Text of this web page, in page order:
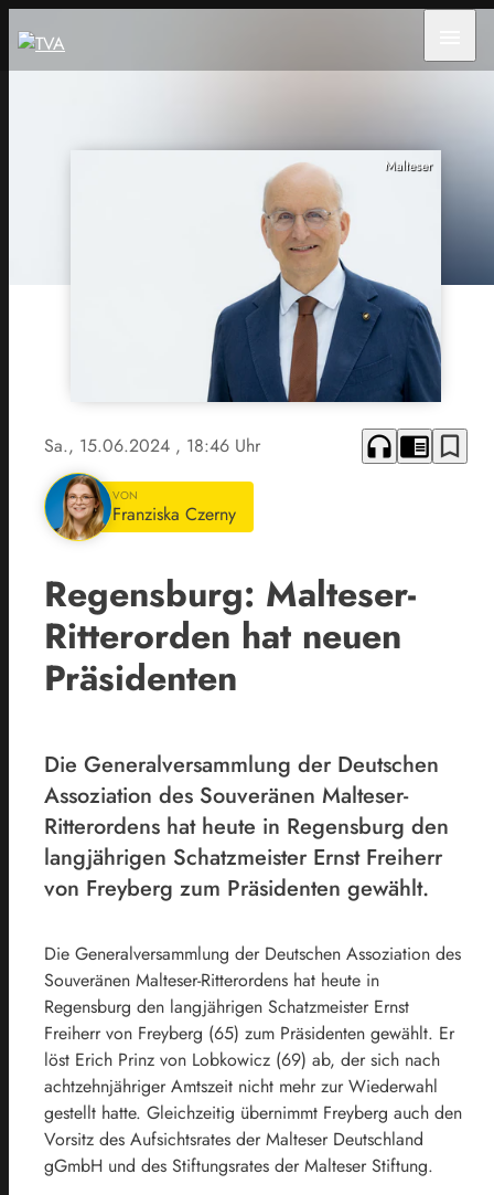
Malteser
Sa., 15.06.2024 , 18:46 Uhr headphones chrome_reader_mode bookmark_border
VON
Franziska Czerny
Regensburg: Malteser-
Ritterorden hat neuen
Präsidenten
Die Generalversammlung der Deutschen
Assoziation des Souveränen Malteser-
Ritterordens hat heute in Regensburg den
langjährigen Schatzmeister Ernst Freiherr
von Freyberg zum Präsidenten gewählt.
Die Generalversammlung der Deutschen Assoziation des
Souveränen Malteser-Ritterordens hat heute in
Regensburg den langjährigen Schatzmeister Ernst
Freiherr von Freyberg (65) zum Präsidenten gewählt. Er
löst Erich Prinz von Lobkowicz (69) ab, der sich nach
achtzehnjähriger Amtszeit nicht mehr zur Wiederwahl
gestellt hatte. Gleichzeitig übernimmt Freyberg auch den
Vorsitz des Aufsichtsrates der Malteser Deutschland
gGmbH und des Stiftungsrates der Malteser Stiftung.